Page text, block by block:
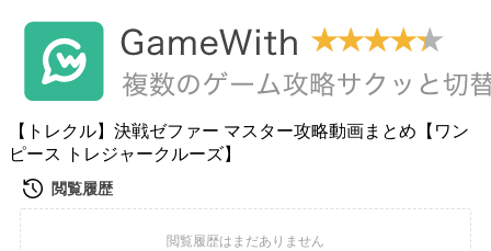
【トレクル】決戦ゼファー マスター攻略動画まとめ【ワン
ピース トレジャークルーズ】